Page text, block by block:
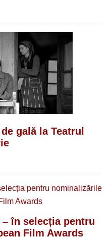
gală la Teatrul
în selecția pentru
Film Awards